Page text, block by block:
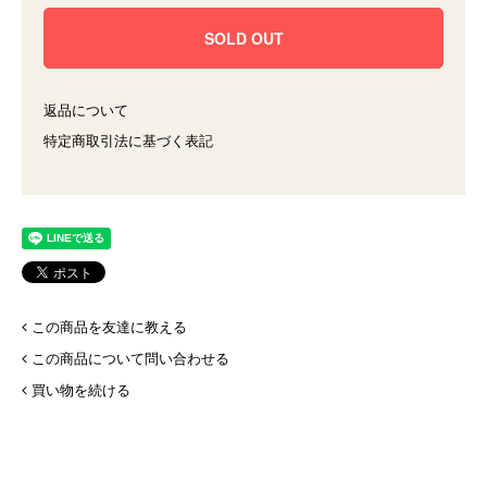
返品について
特定商取引法に基づく表記
この商品を友達に教える
この商品について問い合わせる
買い物を続ける